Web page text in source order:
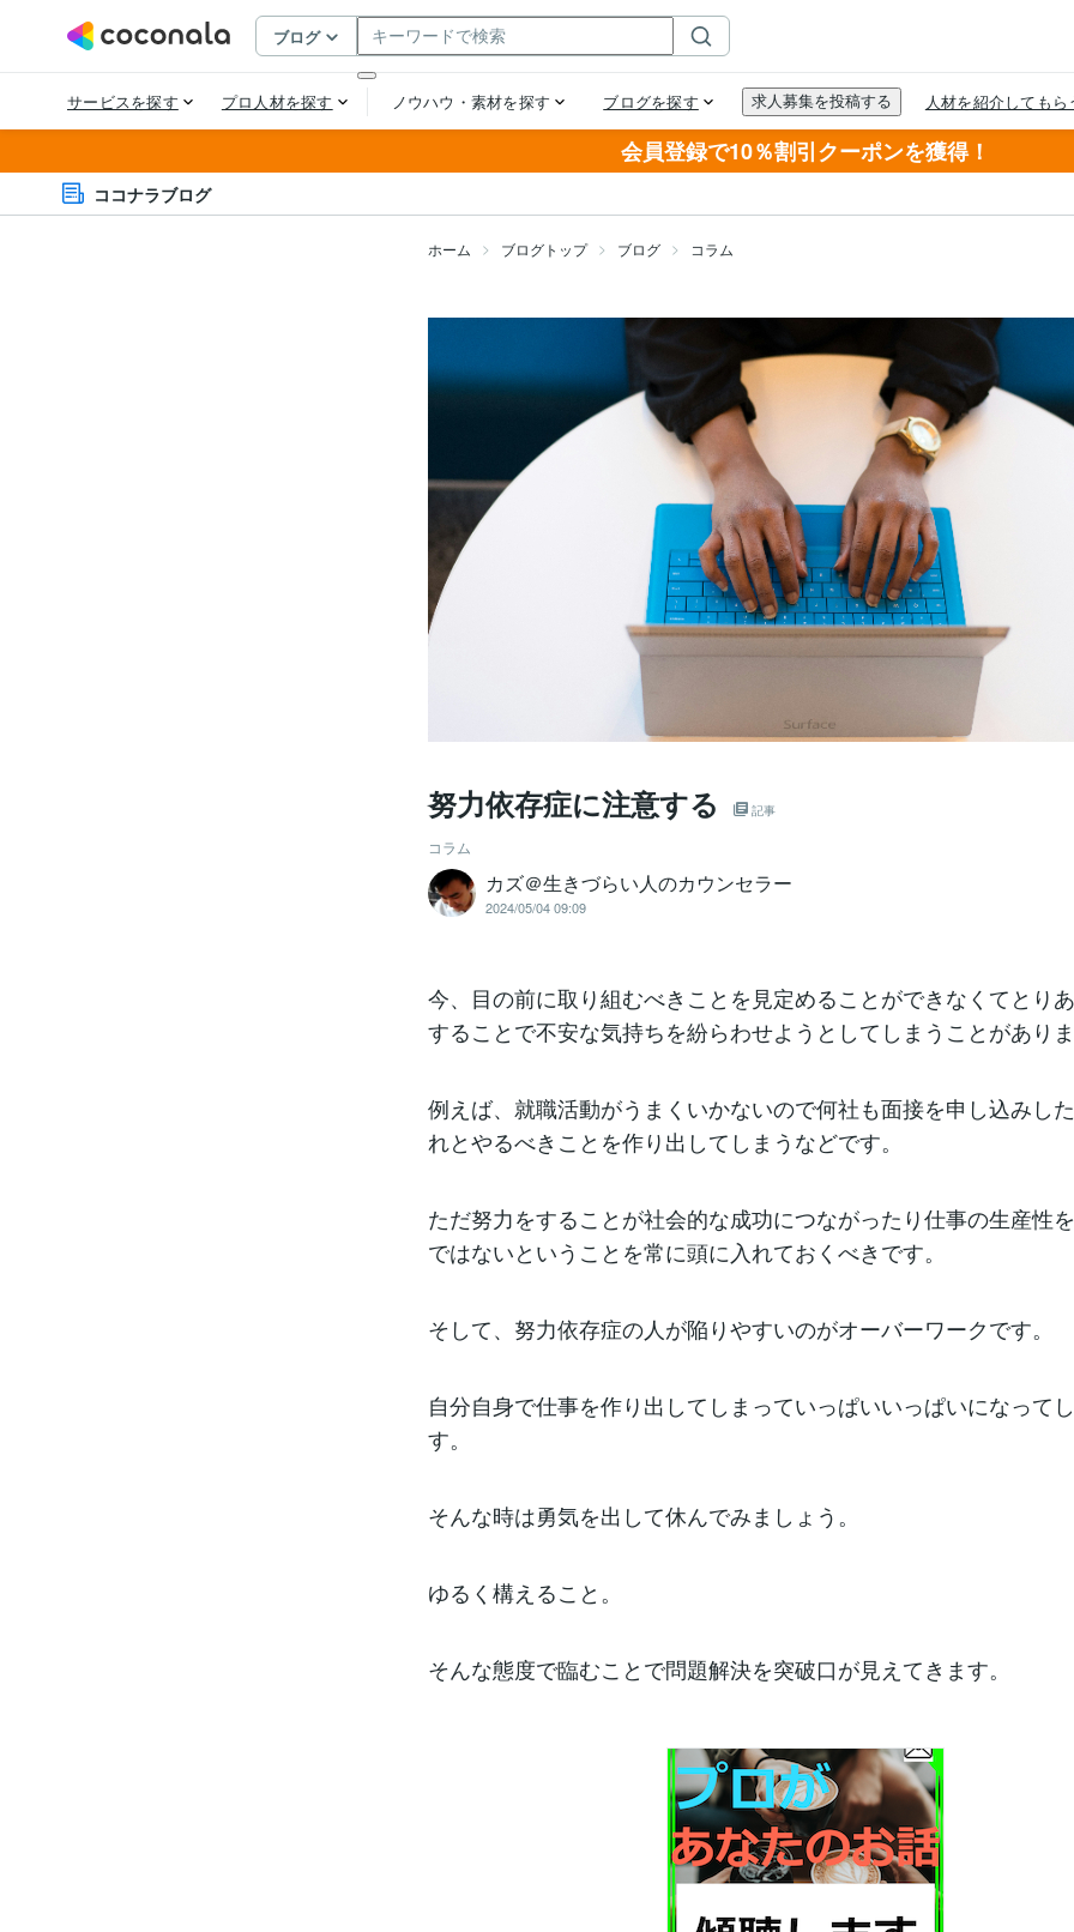
会員登録で10％割引クーポンを獲得！
ココナラブログ
ホーム ブログトップ ブログ コラム
努力依存症に注意する 記事
コラム
カズ＠生きづらい人のカウンセラー
2024/05/04 09:09
今、目の前に取り組むべきことを見定めることができなくてとり
することで不安な気持ちを紛らわせようとしてしまうことがあり
例えば、就職活動がうまくいかないので何社も面接を申し込みし
れとやるべきことを作り出してしまうなどです。
ただ努力をすることが社会的な成功につながったり仕事の生産性
ではないということを常に頭に入れておくべきです。
そして、努力依存症の人が陥りやすいのがオーバーワークです。
自分自身で仕事を作り出してしまっていっぱいいっぱいになって
す。
そんな時は勇気を出して休んでみましょう。
ゆるく構えること。
そんな態度で臨むことで問題解決を突破口が見えてきます。